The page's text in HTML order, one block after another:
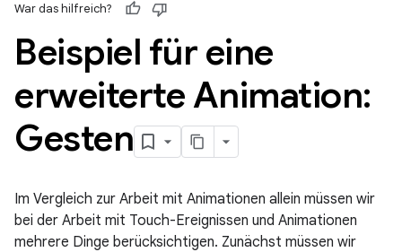
War das hilfreich?
Beispiel für eine
erweiterte Animation:
Gesten
Im Vergleich zur Arbeit mit Animationen allein müssen wir
bei der Arbeit mit Touch-Ereignissen und Animationen
mehrere Dinge berücksichtigen. Zunächst müssen wir